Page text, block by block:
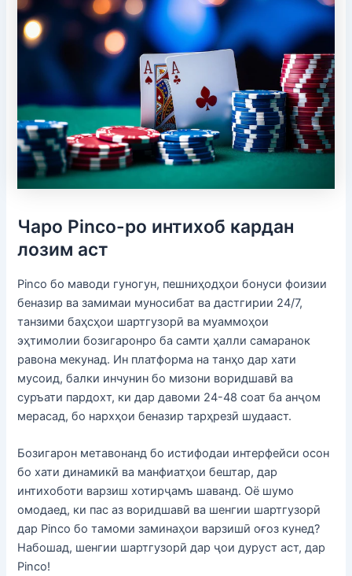
Чаро Pinco-ро интихоб кардан
лозим аст
Pinco бо маводи гуногун, пешниҳодҳои бонуси фоизии
беназир ва замимаи муносибат ва дастгирии 24/7,
танзими баҳсҳои шартгузорӣ ва муаммоҳои
эҳтимолии бозигаронро ба самти ҳалли самаранок
равона мекунад. Ин платформа на танҳо дар хати
мусоид, балки инчунин бо мизони воридшавӣ ва
суръати пардохт, ки дар давоми 24-48 соат ба анҷом
мерасад, бо нархҳои беназир тарҳрезӣ шудааст.
Бозигарон метавонанд бо истифодаи интерфейси осон
бо хати динамикӣ ва манфиатҳои бештар, дар
интихоботи варзиш хотирҷамъ шаванд. Оё шумо
омодаед, ки пас аз воридшавӣ ва шенгии шартгузорӣ
дар Pinco бо тамоми заминаҳои варзишӣ оғоз кунед?
Набошад, шенгии шартгузорӣ дар ҷои дуруст аст, дар
Pinco!